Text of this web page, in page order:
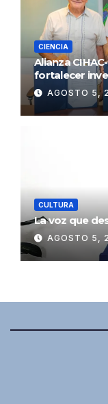
CIENCIA
Alianza
fortalecer
AGOSTO 5,
CULTURA
La voz que
AGOSTO 5,